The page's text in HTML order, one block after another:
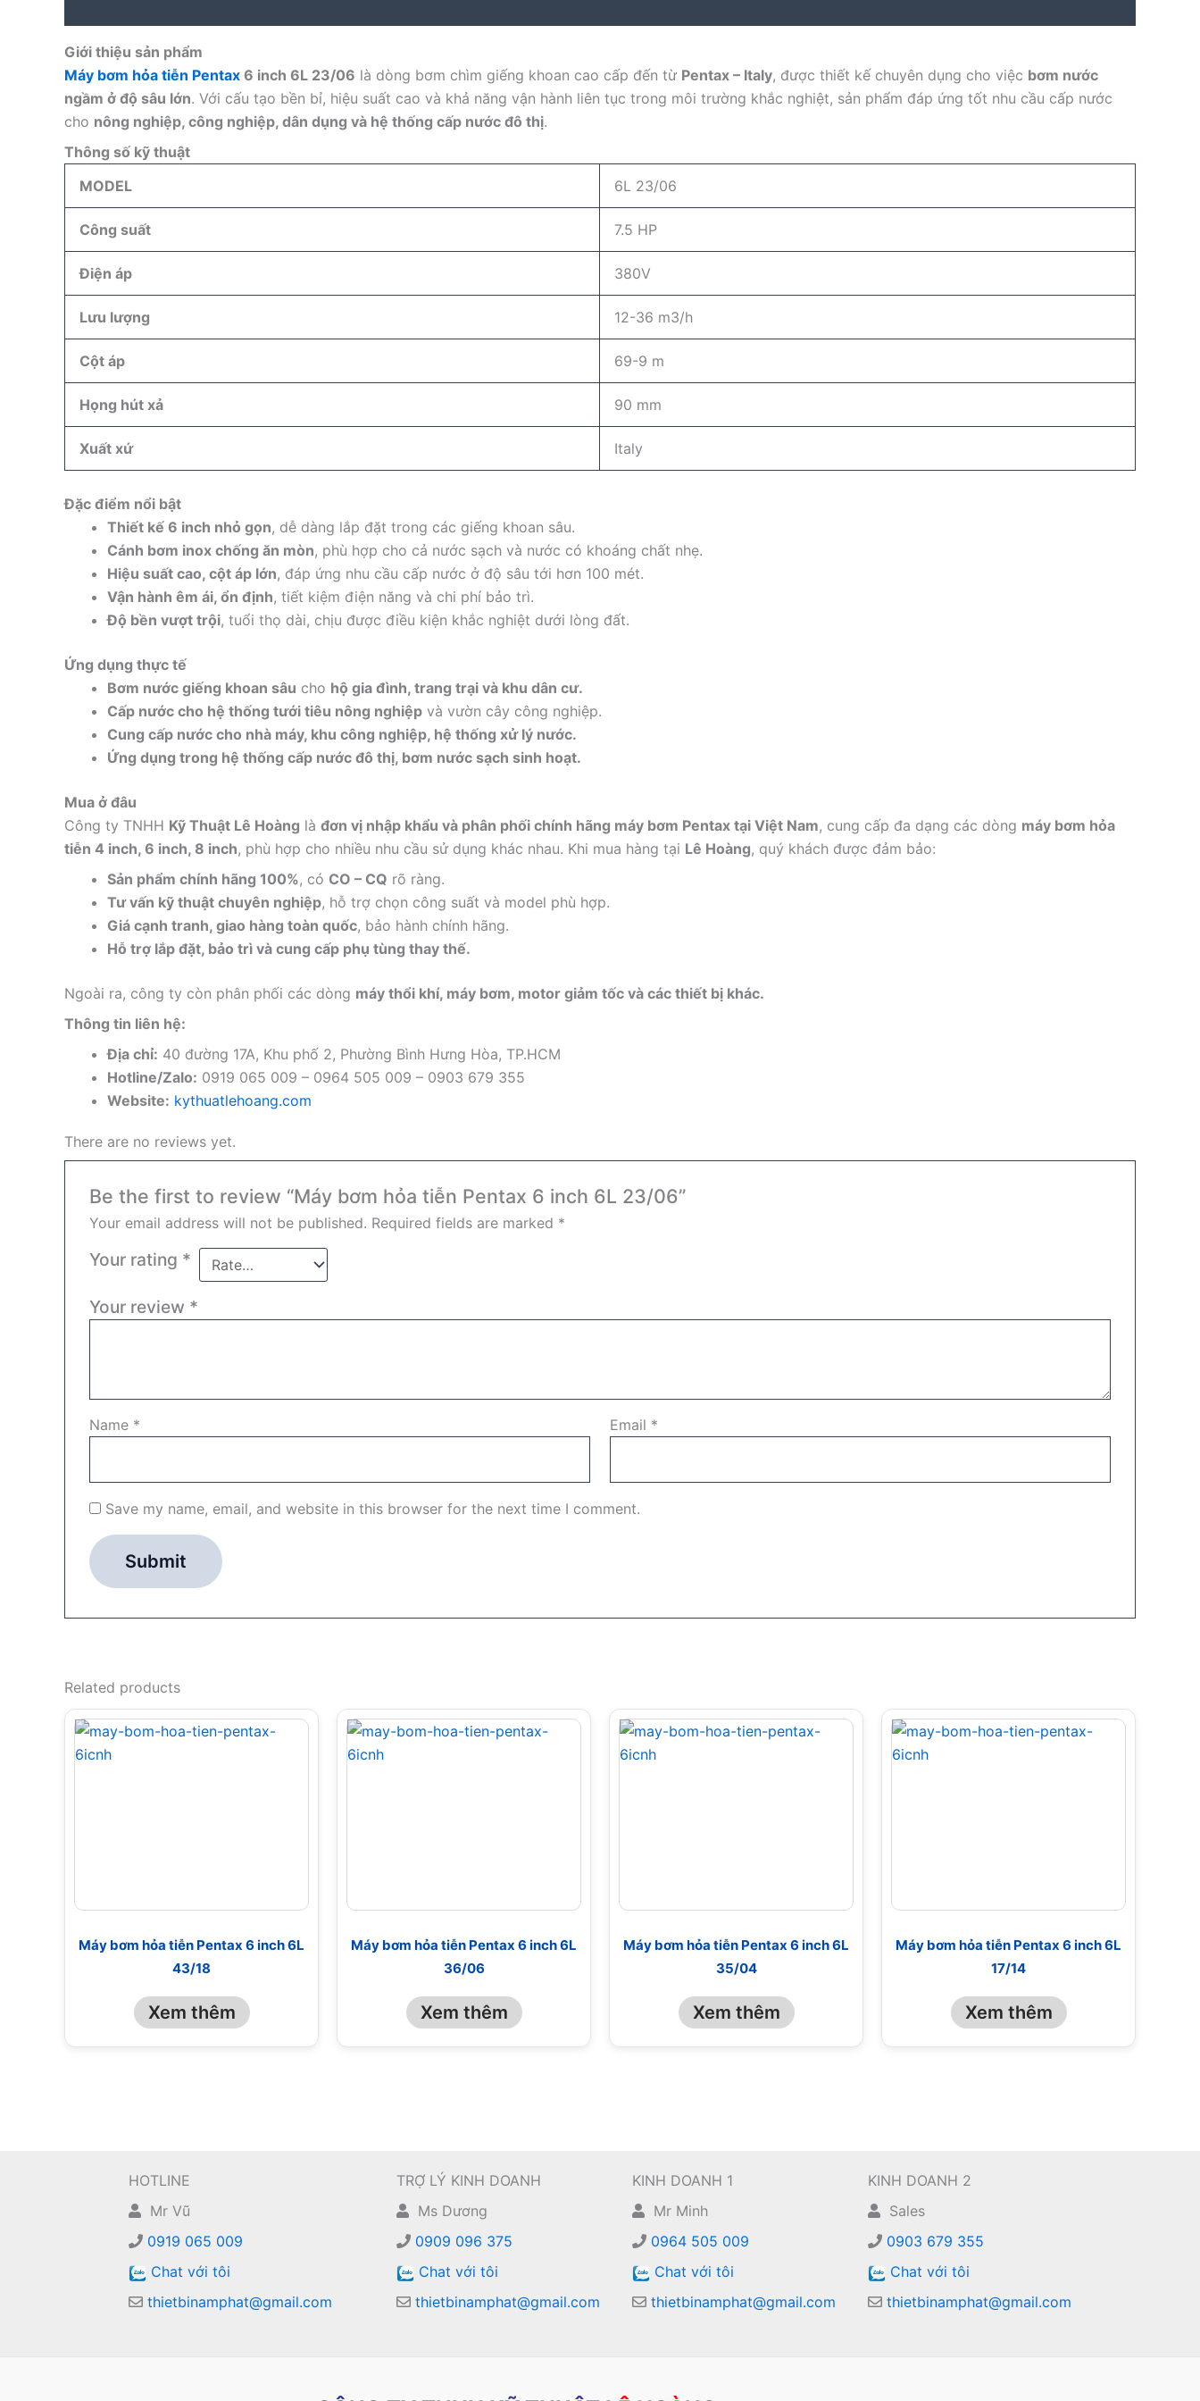
Giới thiệu sản phẩm
Máy bơm hỏa tiễn Pentax 6 inch 6L 23/06 là dòng bơm chìm giếng khoan cao cấp đến từ Pentax – Italy, được thiết kế chuyên dụng cho việc bơm nước
ngầm ở độ sâu lớn. Với cấu tạo bền bỉ, hiệu suất cao và khả năng vận hành liên tục trong môi trường khắc nghiệt, sản phẩm đáp ứng tốt nhu cầu cấp nước
cho nông nghiệp, công nghiệp, dân dụng và hệ thống cấp nước đô thị.
Thông số kỹ thuật
MODEL
6L 23/06
Công suất 7.5 HP
Điện áp 380V
Lưu lượng 12-36 m3/h
Cột áp 69-9 m
Họng hút xả 90 mm
Xuất xứ Italy
Đặc điểm nổi bật
Thiết kế 6 inch nhỏ gọn, dễ dàng lắp đặt trong các giếng khoan sâu.
Cánh bơm inox chống ăn mòn, phù hợp cho cả nước sạch và nước có khoáng chất nhẹ.
Hiệu suất cao, cột áp lớn, đáp ứng nhu cầu cấp nước ở độ sâu tới hơn 100 mét.
Vận hành êm ái, ổn định, tiết kiệm điện năng và chi phí bảo trì.
Độ bền vượt trội, tuổi thọ dài, chịu được điều kiện khắc nghiệt dưới lòng đất.
Ứng dụng thực tế
Bơm nước giếng khoan sâu cho hộ gia đình, trang trại và khu dân cư.
Cấp nước cho hệ thống tưới tiêu nông nghiệp và vườn cây công nghiệp.
Cung cấp nước cho nhà máy, khu công nghiệp, hệ thống xử lý nước.
Ứng dụng trong hệ thống cấp nước đô thị, bơm nước sạch sinh hoạt.
Mua ở đâu
Công ty TNHH Kỹ Thuật Lê Hoàng là đơn vị nhập khẩu và phân phối chính hãng máy bơm Pentax tại Việt Nam, cung cấp đa dạng các dòng máy bơm hỏa
tiễn 4 inch, 6 inch, 8 inch, phù hợp cho nhiều nhu cầu sử dụng khác nhau. Khi mua hàng tại Lê Hoàng, quý khách được đảm bảo:
Sản phẩm chính hãng 100%, có CO – CQ rõ ràng.
Tư vấn kỹ thuật chuyên nghiệp, hỗ trợ chọn công suất và model phù hợp.
Giá cạnh tranh, giao hàng toàn quốc, bảo hành chính hãng.
Hỗ trợ lắp đặt, bảo trì và cung cấp phụ tùng thay thế.
Ngoài ra, công ty còn phân phối các dòng máy thổi khí, máy bơm, motor giảm tốc và các thiết bị khác.
Thông tin liên hệ:
Địa chỉ: 40 đường 17A, Khu phố 2, Phường Bình Hưng Hòa, TP.HCM
Hotline/Zalo: 0919 065 009 – 0964 505 009 – 0903 679 355
Website: kythuatlehoang.com
There are no reviews yet.
Be the first to review “Máy bơm hỏa tiễn Pentax 6 inch 6L 23/06”
Your email address will not be published. Required fields are marked *
Your rating *
Your review *
Name * Email *
Save my name, email, and website in this browser for the next time I comment.
Related products
Máy bơm hỏa tiễn Pentax 6 inch 6L
43/18
Xem thêm
Máy bơm hỏa tiễn Pentax 6 inch 6L
36/06
Xem thêm
Máy bơm hỏa tiễn Pentax 6 inch 6L
35/04
Xem thêm
Máy bơm hỏa tiễn Pentax 6 inch 6L
17/14
Xem thêm
HOTLINE
Mr Vũ
0919 065 009
Chat với tôi
thietbinamphat@gmail.com
TRỢ LÝ KINH DOANH
Ms Dương
0909 096 375
Chat với tôi
thietbinamphat@gmail.com
KINH DOANH 1
Mr Minh
0964 505 009
Chat với tôi
thietbinamphat@gmail.com
KINH DOANH 2
Sales
0903 679 355
Chat với tôi
thietbinamphat@gmail.com